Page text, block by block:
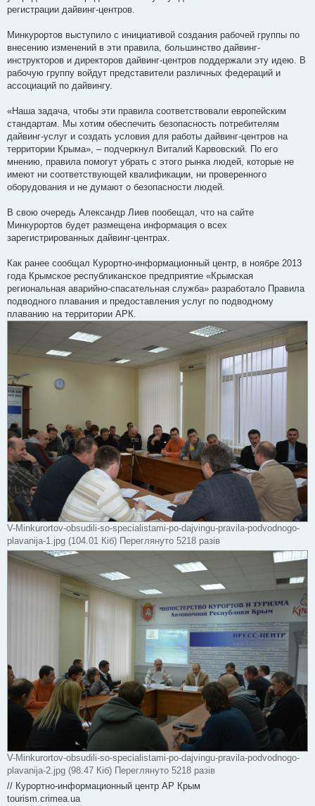
регистрации дайвинг-центров.
Минкурортов выступило с инициативой создания рабочей группы по
внесению изменений в эти правила, большинство дайвинг-
инструкторов и директоров дайвинг-центров поддержали эту идею. В
рабочую группу войдут представители различных федераций и
ассоциаций по дайвингу.
«Наша задача, чтобы эти правила соответствовали европейским
стандартам. Мы хотим обеспечить безопасность потребителям
дайвинг-услуг и создать условия для работы дайвинг-центров на
территории Крыма», – подчеркнул Виталий Карвовский. По его
мнению, правила помогут убрать с этого рынка людей, которые не
имеют ни соответствующей квалификации, ни проверенного
оборудования и не думают о безопасности людей.
В свою очередь Александр Лиев пообещал, что на сайте
Минкурортов будет размещена информация о всех
зарегистрированных дайвинг-центрах.
Как ранее сообщал Курортно-информационный центр, в ноябре 2013
года Крымское республиканское предприятие «Крымская
региональная аварийно-спасательная служба» разработало Правила
подводного плавания и предоставления услуг по подводному
плаванию на территории АРК.
V-Minkurortov-obsudili-so-specialistami-po-dajvingu-pravila-podvodnogo-
plavanija-1.jpg (104.01 Кіб) Переглянуто 5218 разів
V-Minkurortov-obsudili-so-specialistami-po-dajvingu-pravila-podvodnogo-
plavanija-2.jpg (98.47 Кіб) Переглянуто 5218 разів
// Курортно-информационный центр АР Крым
tourism.crimea.ua